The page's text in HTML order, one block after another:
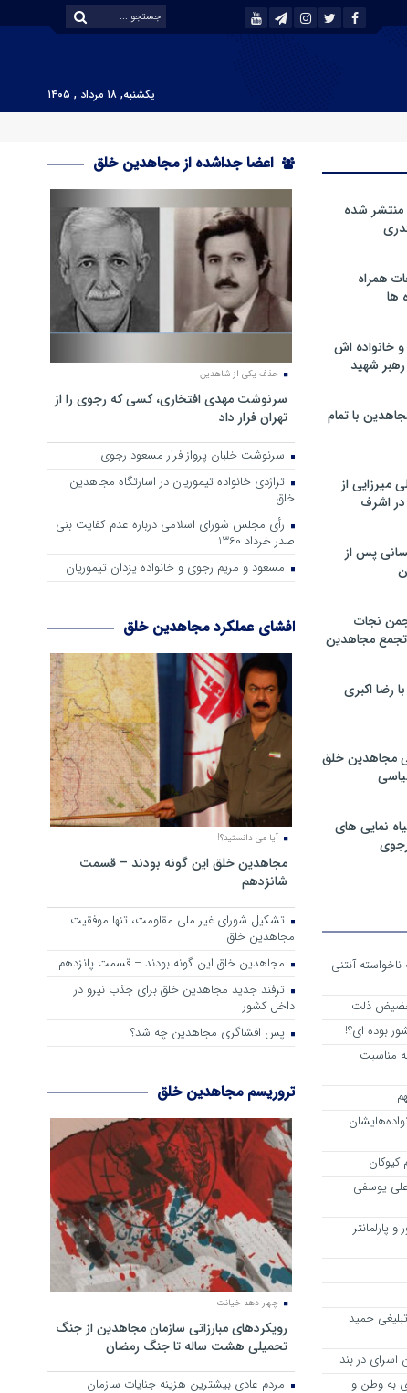
یکشنبه, ۱۸ مرداد , ۱۴۰۵
منتشر شده
همراه
ها
خانواده اش
شهید
با تمام
میرزایی از
اشرف
پس از
نجات
تجمع مجاهدین
رضا اکبری
مجاهدین خلق
نمایی های
واقعیت حاکم بر اشرف 3 که ناخواسته آنتنی
حضیض ذلت
بوده ای؟!
مناسبت
یوسفی
پارلمانتر
حمید
در بند
به وطن و
اعضا جداشده از مجاهدین خلق
حذف یکی از شاهدین
سرنوشت مهدی افتخاری، کسی که رجوی را از
تهران فرار داد
سرنوشت خلبان پرواز فرار مسعود رجوی
تراژدی خانواده تیموریان در اسارتگاه مجاهدین
خلق
رأی مجلس شورای اسلامی درباره عدم كفایت بنی
صدر خرداد 1360
مسعود و مریم رجوی و خانواده یزدان تیموریان
افشای عملکرد مجاهدین خلق
آیا می دانستید؟!
مجاهدین خلق این گونه بودند – قسمت
شانزدهم
تشکیل شورای غیر ملی مقاومت، تنها موفقیت
مجاهدین خلق
مجاهدین خلق این گونه بودند – قسمت پانزدهم
ترفند جدید مجاهدین خلق برای جذب نیرو در
داخل کشور
پس افشاگری مجاهدین چه شد؟
تروریسم مجاهدین خلق
چهار دهه خیانت
رویکرد‌های مبارزاتی سازمان مجاهدین از جنگ
تحمیلی هشت ساله تا جنگ رمضان
مردم عادی بیشترین هزینه جنایات سازمان